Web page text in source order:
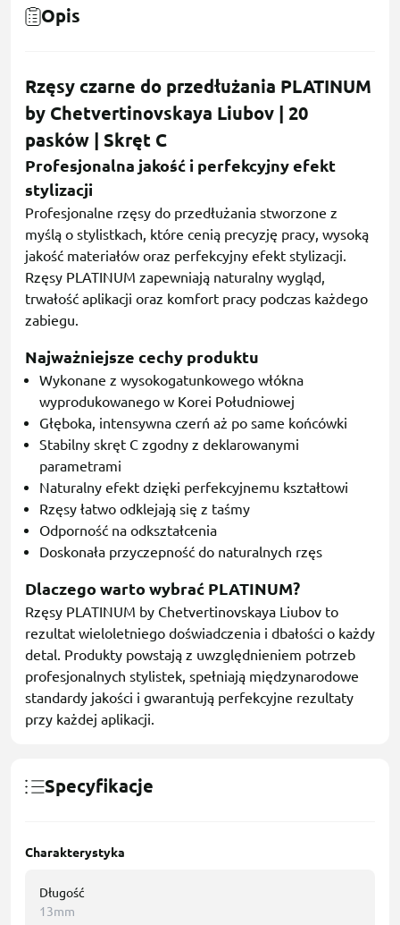
Opis
Rzęsy czarne do przedłużania PLATINUM
by Chetvertinovskaya Liubov | 20
pasków | Skręt C
Profesjonalna jakość i perfekcyjny efekt
stylizacji
Profesjonalne rzęsy do przedłużania stworzone z
myślą o stylistkach, które cenią precyzję pracy, wysoką
jakość materiałów oraz perfekcyjny efekt stylizacji.
Rzęsy PLATINUM zapewniają naturalny wygląd,
trwałość aplikacji oraz komfort pracy podczas każdego
zabiegu.
Najważniejsze cechy produktu
Wykonane z wysokogatunkowego włókna
wyprodukowanego w Korei Południowej
Głęboka, intensywna czerń aż po same końcówki
Stabilny skręt C zgodny z deklarowanymi
parametrami
Naturalny efekt dzięki perfekcyjnemu kształtowi
Rzęsy łatwo odklejają się z taśmy
Odporność na odkształcenia
Doskonała przyczepność do naturalnych rzęs
Dlaczego warto wybrać PLATINUM?
Rzęsy PLATINUM by Chetvertinovskaya Liubov to
rezultat wieloletniego doświadczenia i dbałości o każdy
detal. Produkty powstają z uwzględnieniem potrzeb
profesjonalnych stylistek, spełniają międzynarodowe
standardy jakości i gwarantują perfekcyjne rezultaty
przy każdej aplikacji.
Specyfikacje
Charakterystyka
Długość
13mm